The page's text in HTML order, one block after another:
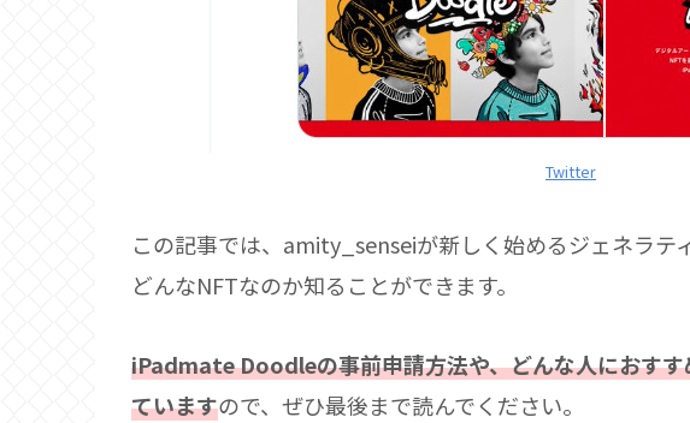
Twitter
この記事では、amity_senseiが新しく始めるジェネラ
どんなNFTなのか知ることができます。
iPadmate Doodleの事前申請方法や、どんな人におす
ていますので、ぜひ最後まで読んでください。